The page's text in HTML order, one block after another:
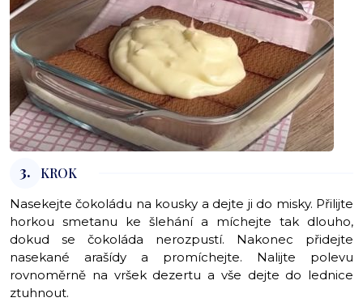
3. KROK
Nasekejte čokoládu na kousky a dejte ji do misky. Přilijte
horkou smetanu ke šlehání a míchejte tak dlouho,
dokud se čokoláda nerozpustí. Nakonec přidejte
nasekané arašídy a promíchejte. Nalijte polevu
rovnoměrně na vršek dezertu a vše dejte do lednice
ztuhnout.